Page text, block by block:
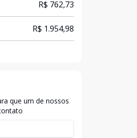
R$ 762,73
R$ 1.954,98
que um de nossos